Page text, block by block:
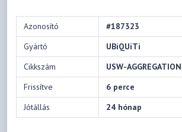
Azonosító
#187323
Gyártó
UBiQUiTi
Cikkszám
USW-AGGREGATION
Frissítve
6 perce
Jótállás
24 hónap